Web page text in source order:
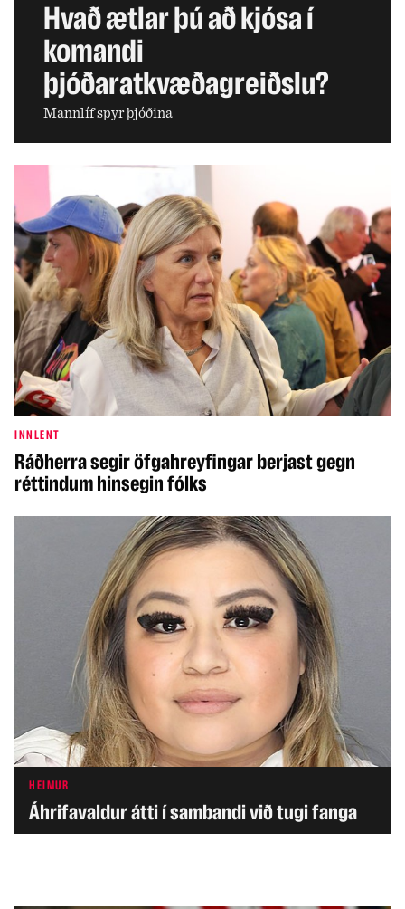
Hvað ætlar þú að kjósa í
komandi
þjóðaratkvæðagreiðslu?
Mannlíf spyr þjóðina
INNLENT
Ráðherra segir öfgahreyfingar berjast gegn
réttindum hinsegin fólks
HEIMUR
Áhrifavaldur átti í sambandi við tugi fanga